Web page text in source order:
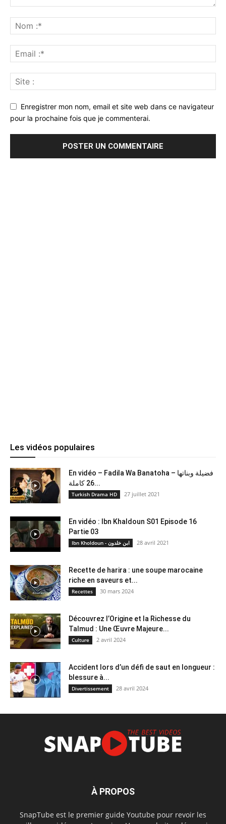
Enregistrer mon nom, email et site web dans ce navigateur
pour la prochaine fois que je commenterai.
Les vidéos populaires
En vidéo – Fadila Wa Banatoha – فضيلة وبناتها
26 كاملة...
Turkish Drama HD 27 juillet 2021
En vidéo : Ibn Khaldoun S01 Episode 16
Partie 03
Ibn Kholdoun - ابن خلدون 28 avril 2021
Recette de harira : une soupe marocaine
riche en saveurs et...
Recettes 30 mars 2024
Découvrez l’Origine et la Richesse du
Talmud : Une Œuvre Majeure...
Culture 2 avril 2024
Accident lors d’un défi de saut en longueur :
blessure à...
Divertissement 28 avril 2024
À PROPOS
SnapTube est le premier guide Youtube pour revoir les